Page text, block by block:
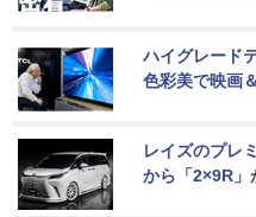
ハイグレード
色彩美で映画
レイズのプレ
から「2×9R」